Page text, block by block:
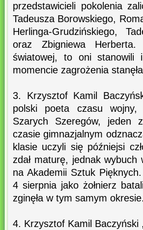
przedstawicieli pokolenia
Tadeusza Borowskiego,
Herlinga-Grudzińskiego,
oraz Zbigniewa
światowej, to oni stanowili
momencie zagrożenia
3. Krzysztof Kamil
polski poeta czasu wojny,
Szarych Szeregów, jeden
czasie gimnazjalnym
klasie uczyli się późniejsi
zdał maturę, jednak wybuch
na Akademii Sztuk
4 sierpnia jako żołnierz
zginęła w tym samym okresie.
4. Krzysztof Kamil Baczyński